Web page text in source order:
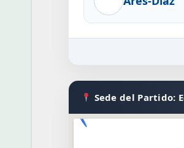
Sede del Partido: